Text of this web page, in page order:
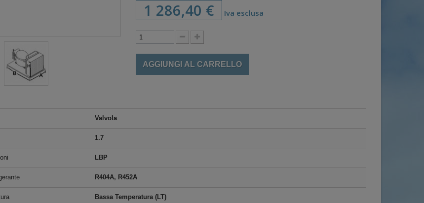
1 286,40 € Iva esclusa
AGGIUNGI AL CARRELLO
Valvola
1.7
LBP
R404A, R452A
Bassa Temperatura (LT)